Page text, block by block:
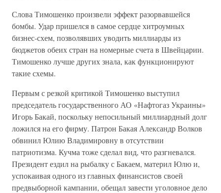
Слова Тимошенко произвели эффект разорвавшейся
бомбы. Удар пришелся в самое сердце хитроумных
бизнес-схем, позволявших уводить миллиарды из
бюджетов обеих стран на номерные счета в Швейцарии.
Тимошенко лучше других знала, как функционируют
такие схемы.
Первым с резкой критикой Тимошенко выступил
председатель государственного АО «Нафтогаз Украины»
Игорь Бакай, поскольку непосильный миллиардный долг
ложился на его фирму. Патрон Бакая Александр Волков
обвинил Юлию Владимировну в отсутствии
патриотизма. Кучма тоже сделал вид, что разгневался.
Президент ездил на рыбалку с Бакаем, материл Юлю и,
успокаивая одного из главных финансистов своей
предвыборной кампании, обещал завести уголовное дело